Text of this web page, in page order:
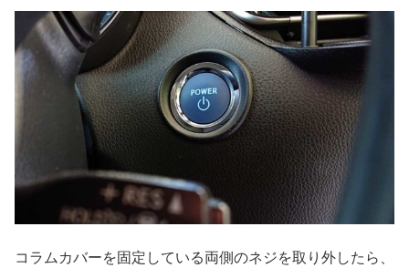
コラムカバーを固定している両側のネジを取り外したら、